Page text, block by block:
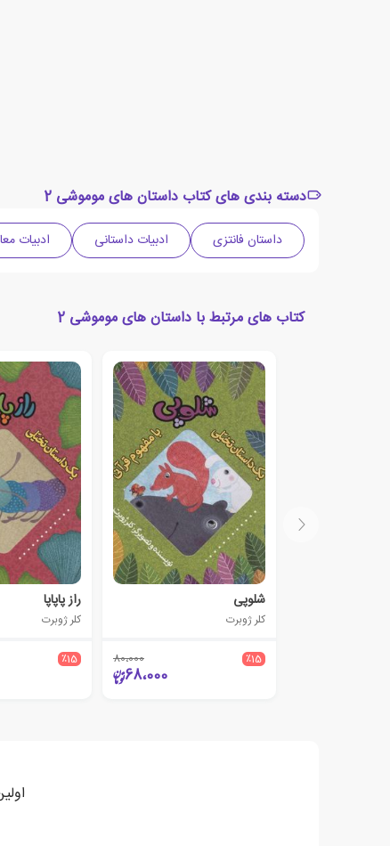
دسته بندی های کتاب داستان های موموشی‏‫ 2
داستان فانتزی ادبیات داستانی ادبیات
کتاب های مرتبط با داستان های موموشی‏‫ 2
شلوپی
کلر ژوبرت
٪15 80،000
68،000
راز پاپاپا
کلر ژوبرت
٪15